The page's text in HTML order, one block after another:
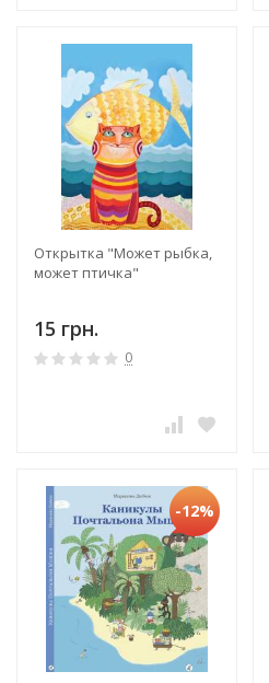
Открытка "Может рыбка,
может птичка"
15 грн.
0
-12%